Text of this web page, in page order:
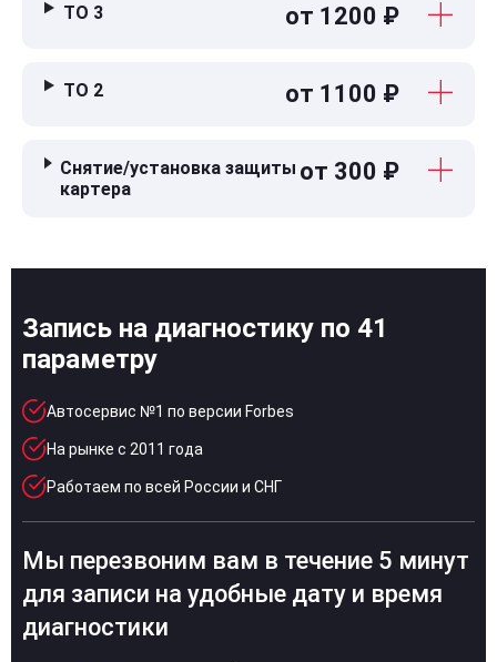
ТО 3 от 1200 ₽
ТО 2 от 1100 ₽
Снятие/установка защиты
картера
от 300 ₽
Запись на диагностику по 41
параметру
Автосервис №1 по версии Forbes
На рынке с 2011 года
Работаем по всей России и СНГ
Мы перезвоним вам в течение 5 минут
для записи на удобные дату и время
диагностики